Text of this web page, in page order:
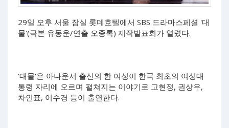
29일 오후 서울 잠실 롯데호텔에서 SBS 드라마스페셜 '대
물'(극본 유동운/연출 오종록) 제작발표회가 열렸다.
'대물'은 아나운서 출신의 한 여성이 한국 최초의 여성대
통령 자리에 오르며 펼쳐지는 이야기로 고현정, 권상우,
차인표, 이수경 등이 출연한다.